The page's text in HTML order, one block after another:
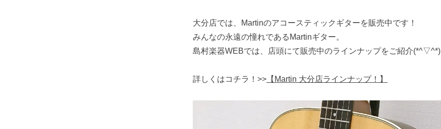
大分店では、Martinのアコースティックギターを販売中です！
みんなの永遠の憧れであるMartinギター。
島村楽器WEBでは、店頭にて販売中のラインナップをご紹介(*^▽^*)
詳しくはコチラ！>> 【Martin 大分店ラインナップ！】